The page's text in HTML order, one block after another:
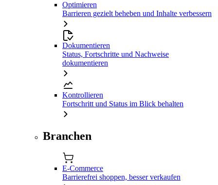
Optimieren
Barrieren gezielt beheben und Inhalte verbessern
Dokumentieren
Status, Fortschritte und Nachweise
dokumentieren
Kontrollieren
Fortschritt und Status im Blick behalten
Branchen
E-Commerce
Barrierefrei shoppen, besser verkaufen